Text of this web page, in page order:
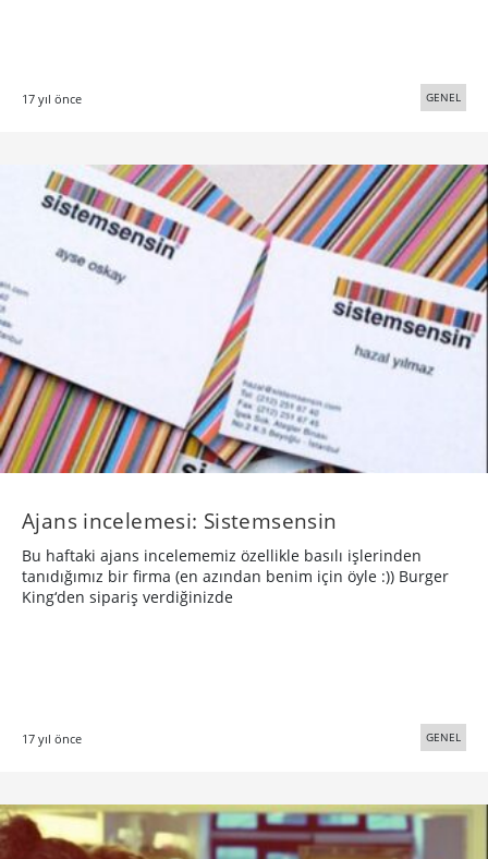
17 yıl önce GENEL
Ajans incelemesi: Sistemsensin
Bu haftaki ajans incelememiz özellikle basılı işlerinden
tanıdığımız bir firma (en azından benim için öyle :)) Burger
King‘den sipariş verdiğinizde
17 yıl önce GENEL